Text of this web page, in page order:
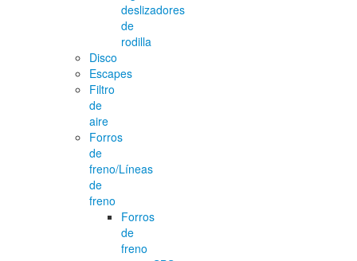
deslizadores
de
rodilla
Disco
Escapes
Filtro
de
aire
Forros
de
freno/Líneas
de
freno
Forros
de
freno